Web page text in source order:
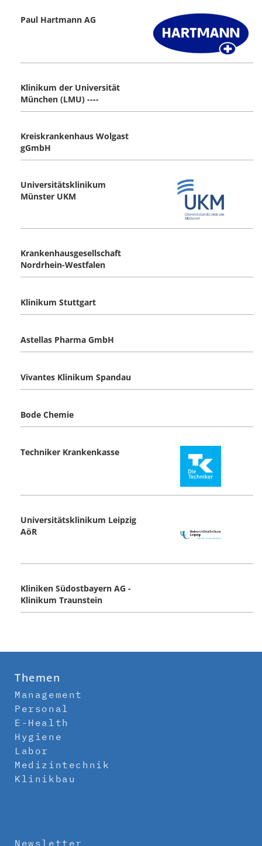
Paul Hartmann AG
Klinikum der Universität
München (LMU) ----
Kreiskrankenhaus Wolgast
gGmbH
Universitätsklinikum
Münster UKM
Krankenhausgesellschaft
Nordrhein-Westfalen
Klinikum Stuttgart
Astellas Pharma GmbH
Vivantes Klinikum Spandau
Bode Chemie
Techniker Krankenkasse
Universitätsklinikum Leipzig
AöR
Kliniken Südostbayern AG -
Klinikum Traunstein
Themen
Management
Personal
E-Health
Hygiene
Labor
Medizintechnik
Klinikbau
Newsletter